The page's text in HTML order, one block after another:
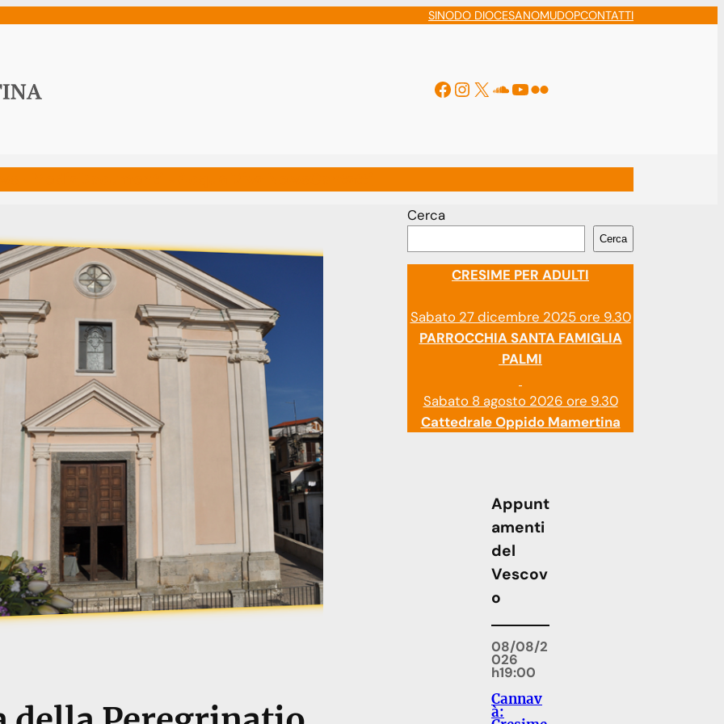
SINODO DIOCESANOMUDOPCONTATTI
Facebook
Instagram
X Soundcloud
YouTube
Flickr
Cerca
Cerca
CRESIME PER ADULTI
Sabato 27 dicembre 2025 ore 9.30
PARROCCHIA SANTA FAMIGLIA
PALMI
Sabato 8 agosto 2026 ore 9.30
Cattedrale Oppido Mamertina
Appunt
amenti
del
Vescov
o
08/08/2
026
h19:00
Cannav
à: